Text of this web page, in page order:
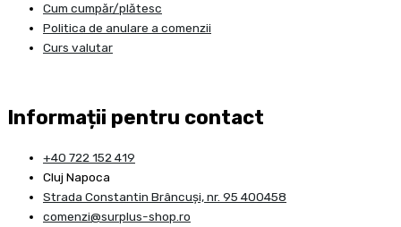
Cum cumpăr/plătesc
Politica de anulare a comenzii
Curs valutar
Informații pentru contact
+40 722 152 419
Cluj Napoca
Strada Constantin Brâncuşi, nr. 95 400458
comenzi@surplus-shop.ro